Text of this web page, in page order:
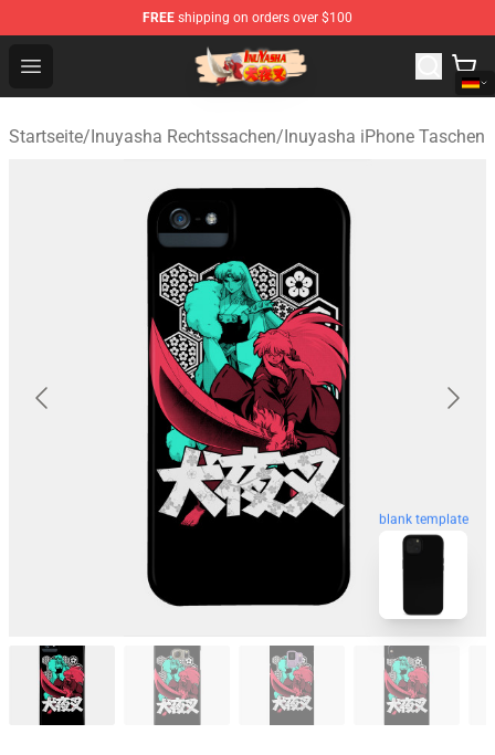
FREE shipping on orders over $100
Open menu
Inuyasha Store - Official Inuyasha Merchandise Shop
Startseite/Inuyasha Rechtssachen/Inuyasha iPhone Taschen
blank template